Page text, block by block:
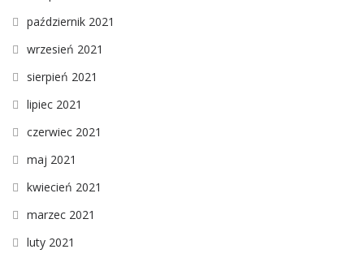
październik 2021
wrzesień 2021
sierpień 2021
lipiec 2021
czerwiec 2021
maj 2021
kwiecień 2021
marzec 2021
luty 2021